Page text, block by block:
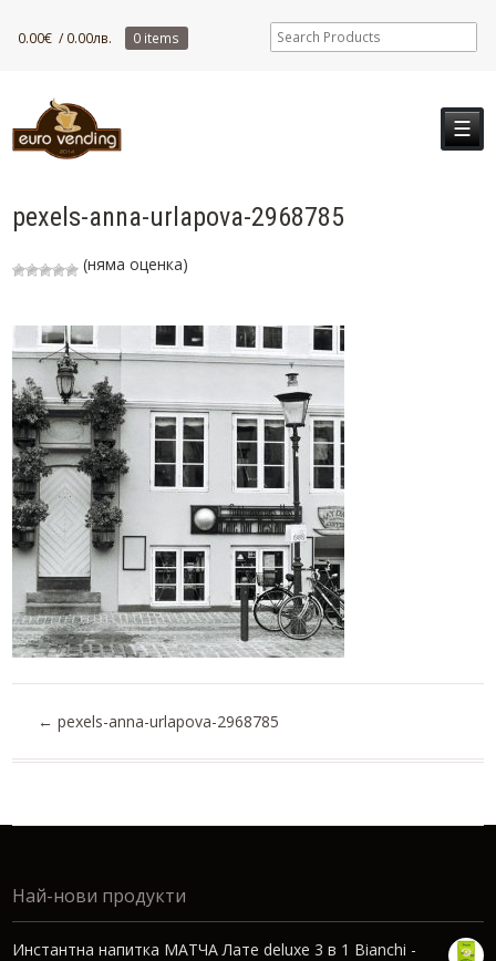
0.00€ / 0.00лв. 0 items
☰
pexels-anna-urlapova-2968785
(няма оценка)
← pexels-anna-urlapova-2968785
Най-нови продукти
Инстантна напитка МАТЧА Лате deluxe 3 в 1 Bianchi -